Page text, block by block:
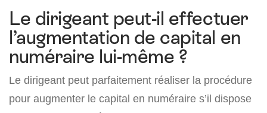
Le dirigeant peut-il effectuer
l’augmentation de capital en
numéraire lui-même ?
Le dirigeant peut parfaitement réaliser la procédure
pour augmenter le capital en numéraire s’il dispose